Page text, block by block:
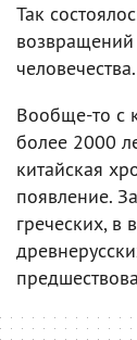
Так
человечества.
Вообще-то с
более 2000
китайская
появление.
греческих, в